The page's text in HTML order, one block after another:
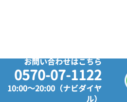
お問い合わせはこちら
0570-07-1122
10:00～20:00（ナビダイヤ
ル）